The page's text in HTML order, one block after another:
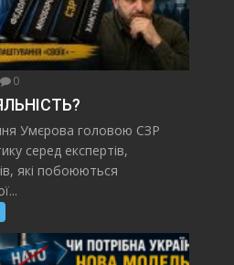
0
Умєрова головою СЗР
серед експертів,
які побоюються